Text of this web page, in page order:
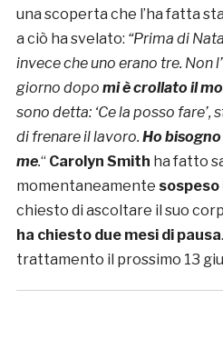
una scoperta che l’ha fatta
a ciò ha svelato: “Prima di
invece che uno erano tre. Non
giorno dopo mi è crollato il
sono detta: ‘Ce la posso
di frenare il lavoro. Ho
me.“ Carolyn Smith ha fatto
momentaneamente sospeso
chiesto di ascoltare il suo
ha chiesto due mesi di pausa
trattamento il prossimo 13